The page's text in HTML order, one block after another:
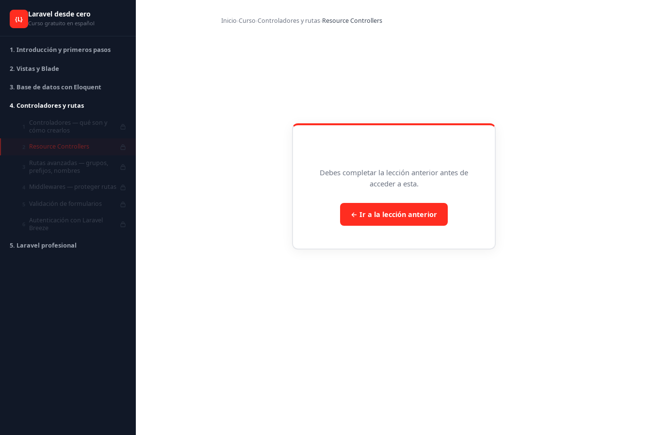
{L}
Laravel desde cero
Curso gratuito en español
1. Introducción y primeros pasos
2. Vistas y Blade
3. Base de datos con Eloquent
4. Controladores y rutas
Controladores — qué son y
cómo crearlos
Resource Controllers
Rutas avanzadas — grupos,
prefijos, nombres
Middlewares — proteger rutas
Validación de formularios
Autenticación con Laravel
Breeze
5. Laravel profesional
Inicio›Curso›Controladores y rutas›Resource Controllers
Debes completar la lección anterior antes de
acceder a esta.
← Ir a la lección anterior